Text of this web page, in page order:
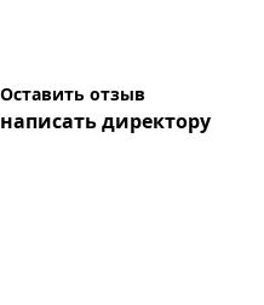
Оставить отзыв
написать директору